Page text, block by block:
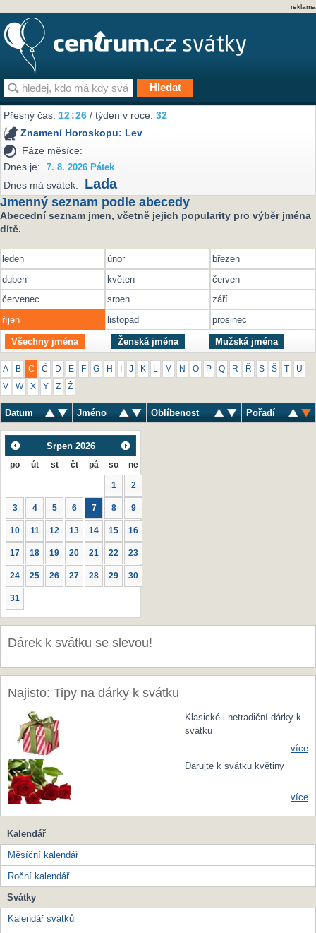
reklama
Přesný čas:12:26 / týden v roce:32
Znamení Horoskopu: Lev
Fáze měsíce:
Dnes je:
7. 8. 2026 Pátek
Dnes má svátek: Lada
Jmenný seznam podle abecedy
Abecední seznam jmen, včetně jejich popularity pro výběr jména
dítě.
leden únor
březen
duben
květen
červen
červenec
srpen
září
říjen
listopad prosinec
Všechny jména Ženská jména Mužská jména
A B C Č D E F G H J K M N O P Q R Ř S Š U
V W X Y Z Ž
Datum Jméno Oblíbenost Pořadí
Srpen 2026
po út st čt pá so ne
1 2
3 4 5 6 7 8 9
10 11 12 13 14 15 16
17 18 19 20 21 22 23
24 25 26 27 28 29 30
31
Dárek k svátku se slevou!
Najisto: Tipy na dárky k svátku
Klasické i netradiční dárky k
svátku
více
Darujte k svátku květiny
více
Kalendář
Měsíční kalendář
Roční kalendář
Svátky
Kalendář svátků